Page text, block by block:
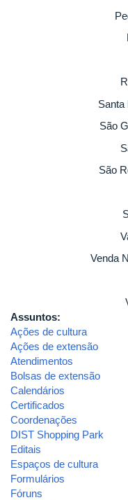
Santa
São
São
Venda
Assuntos:
Ações de cultura
Ações de extensão
Atendimentos
Bolsas de extensão
Calendários
Certificados
Coordenações
DIST Shopping Park
Editais
Espaços de cultura
Formulários
Fóruns